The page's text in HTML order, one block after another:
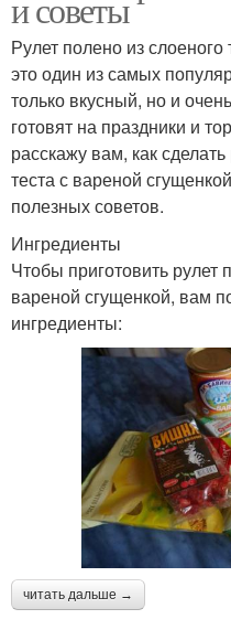
Рулет полено из
это один из самых
только вкусный, но и
готовят на праздники и
расскажу вам, как
теста с вареной
полезных советов.
Ингредиенты
Чтобы приготовить рулет
вареной сгущенкой, вам
ингредиенты:
читать дальше →